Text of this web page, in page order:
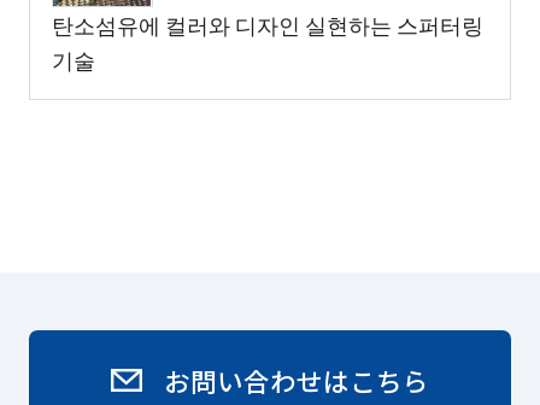
탄소섬유에 컬러와 디자인 실현하는 스퍼터링
기술
お問い合わせはこちら